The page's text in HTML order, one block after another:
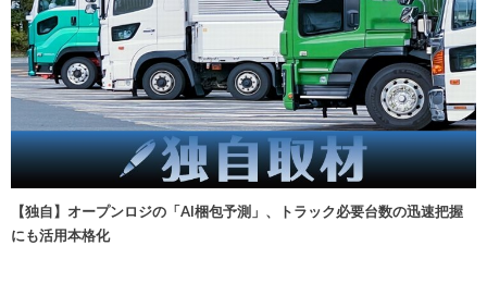
【独自】オープンロジの「AI梱包予測」、トラック必要台数の迅速把握
にも活用本格化